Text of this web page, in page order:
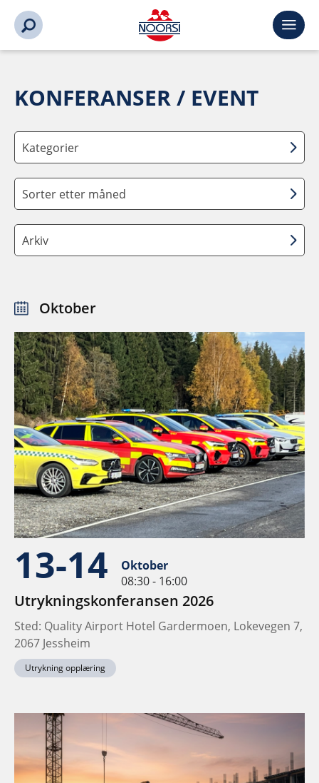
KONFERANSER / EVENT
Kategorier
Sorter etter måned
Arkiv
Oktober
13-14
Oktober
08:30 - 16:00
Utrykningskonferansen 2026
Sted: Quality Airport Hotel Gardermoen, Lokevegen 7,
2067 Jessheim
Utrykning opplæring